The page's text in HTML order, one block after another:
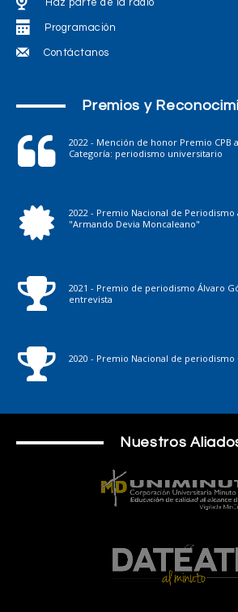
Haz parte de la radio
Programación
Contáctanos
Premios y
2022 - Mención de honor Premio
Categoría: periodismo universitario
2022 - Premio Nacional de Periodismo
"Armando Devia Moncaleano"
2021 - Premio de periodismo Álvaro
entrevista
2020 - Premio Nacional de periodismo
Nuestros